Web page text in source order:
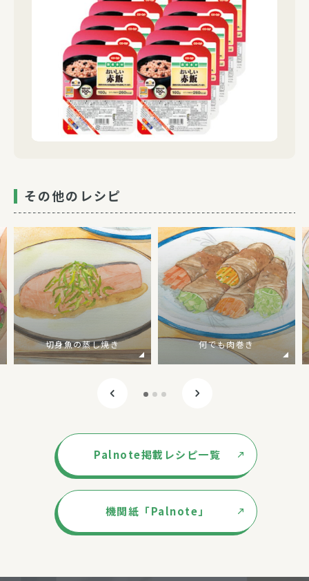
その他のレシピ
切身魚の蒸し焼き 何でも肉巻き
Palnote掲載レシピ一覧
機関紙「Palnote」